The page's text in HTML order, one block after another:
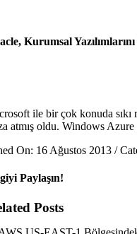
Kurumsal
ile bir çok konuda sıkı
atmış oldu. Windows
On: 16 Ağustos 2013/
Paylaşın!
Posts